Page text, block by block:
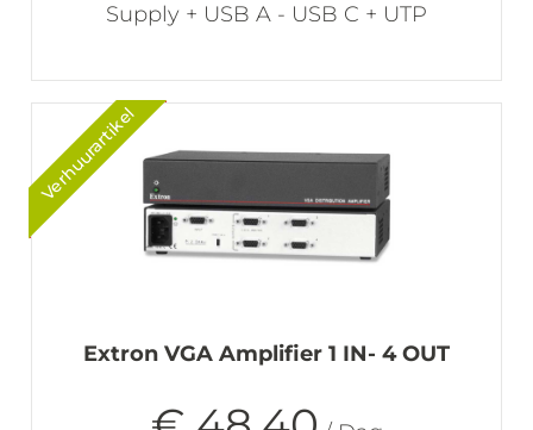
Supply + USB A - USB C + UTP
Extron VGA Amplifier 1 IN- 4 OUT
Verhuurartikel